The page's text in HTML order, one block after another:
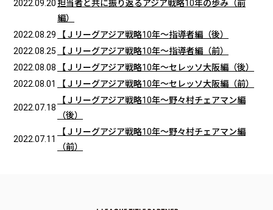
2022.09.20 担当者と共に振り返るアジア戦略10年の歩み（前
編）
2022.08.29
【Ｊリーグアジア戦略10年～指導者編（後）
2022.08.25
【Ｊリーグアジア戦略10年～指導者編（前）
2022.08.08
【Ｊリーグアジア戦略10年～セレッソ大阪編（後）
2022.08.01
【Ｊリーグアジア戦略10年～セレッソ大阪編（前）
2022.07.18
【Ｊリーグアジア戦略10年～野々村チェアマン編
（後）
2022.07.11
【Ｊリーグアジア戦略10年～野々村チェアマン編
（前）